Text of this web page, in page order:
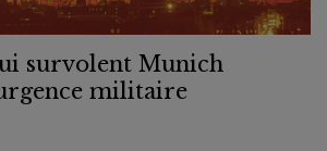
survolent Munich
militaire